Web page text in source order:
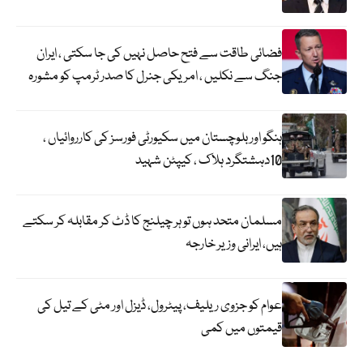
فضائی طاقت سے فتح حاصل نہیں کی جا سکتی ، ایران
جنگ سے نکلیں ، امریکی جنرل کا صدر ٹرمپ کو مشورہ
ہنگو اور بلوچستان میں سکیورٹی فورسز کی کارروائیاں ،
10دہشتگرد ہلاک ، کیپٹن شہید
مسلمان متحد ہوں تو ہر چیلنج کا ڈٹ کر مقابلہ کر سکتے
ہیں، ایرانی وزیر خارجہ
عوام کو جزوی ریلیف، پیٹرول، ڈیزل اور مٹی کے تیل کی
قیمتوں میں کمی